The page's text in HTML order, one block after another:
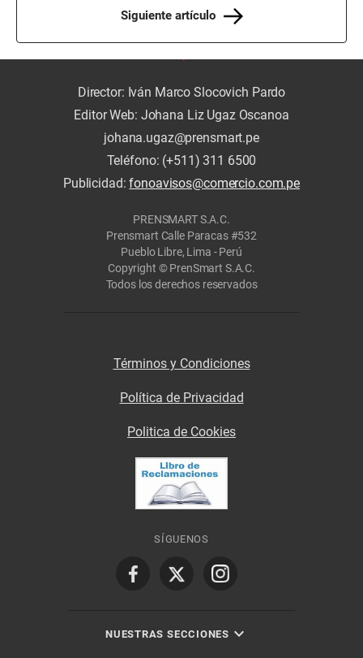
Siguiente artículo
Director: Iván Marco Slocovich Pardo
Editor Web: Johana Liz Ugaz Oscanoa
johana.ugaz@prensmart.pe
Teléfono: (+511) 311 6500
Publicidad:fonoavisos@comercio.com.pe
PRENSMART S.A.C.
Prensmart Calle Paracas #532
Pueblo Libre, Lima - Perú
Copyright © PrenSmart S.A.C.
Todos los derechos reservados
Términos y Condiciones
Política de Privacidad
Politica de Cookies
SÍGUENOS
NUESTRAS SECCIONES